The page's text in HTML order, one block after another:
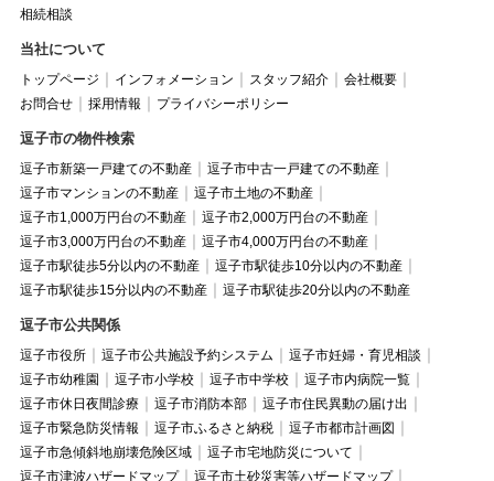
相続相談
当社について
トップページ インフォメーション スタッフ紹介
会社概要
お問合せ
採用情報 プライバシーポリシー
逗子市の物件検索
逗子市新築一戸建ての不動産
逗子市中古一戸建ての不動産
逗子市マンションの不動産
逗子市土地の不動産
逗子市1,000万円台の不動産
逗子市2,000万円台の不動産
逗子市3,000万円台の不動産
逗子市4,000万円台の不動産
逗子市駅徒歩5分以内の不動産
逗子市駅徒歩10分以内の不動産
逗子市駅徒歩15分以内の不動産
逗子市駅徒歩20分以内の不動産
逗子市公共関係
逗子市役所 逗子市公共施設予約システム
逗子市妊婦・育児相談
逗子市幼稚園
逗子市小学校 逗子市中学校
逗子市内病院一覧
逗子市休日夜間診療
逗子市消防本部
逗子市住民異動の届け出
逗子市緊急防災情報
逗子市ふるさと納税
逗子市都市計画図
逗子市急傾斜地崩壊危険区域
逗子市宅地防災について
逗子市津波ハザードマップ
逗子市土砂災害等ハザードマップ